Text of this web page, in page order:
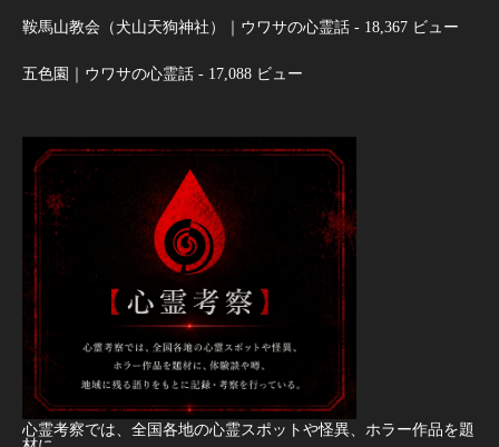
鞍馬山教会（犬山天狗神社）｜ウワサの心霊話 - 18,367 ビュー
五色園｜ウワサの心霊話 - 17,088 ビュー
心霊考察では、全国各地の心霊スポットや怪異、ホラー作品を題